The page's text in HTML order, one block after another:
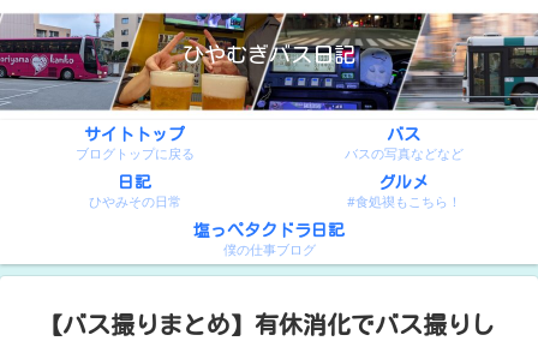
ひやむぎバス日記
サイトトップ
ブログトップに戻る
バス
バスの写真などなど
日記
ひやみその日常
グルメ
#食処禊もこちら！
塩っぺタクドラ日記
僕の仕事ブログ
【バス撮りまとめ】有休消化でバス撮りし